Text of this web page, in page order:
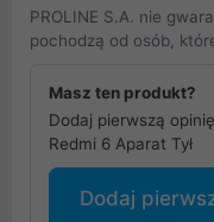
PROLINE S.A. nie
pochodzą od osób,
Masz ten produkt?
Dodaj pierwszą
Redmi 6 Aparat Tył
Dodaj